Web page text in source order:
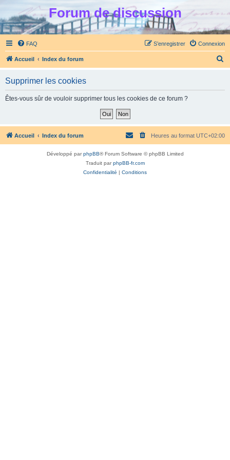
Forum de discussion
FAQ Connexion
S’enregistrer
Accueil Index du forum
h
Supprimer les cookies
Êtes-vous sûr de vouloir supprimer tous les cookies de ce forum ?
Accueil Index du forum Heures au format UTC+02:00
Développé parphpBB® Forum Software © phpBB Limited
Traduit parphpBB-fr.com
Confidentialité | Conditions